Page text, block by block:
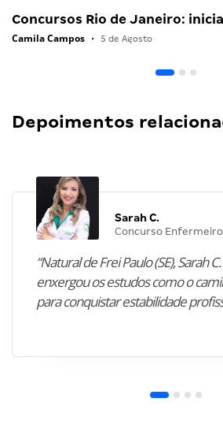
Concursos Rio de Janeiro:
Camila Campos • 5 de Agosto
Depoimentos
Sarah C.
Concurso Enfermeiro
“Natural de Frei Paulo (SE), Sarah
enxergou os estudos como o
para conquistar estabilidade